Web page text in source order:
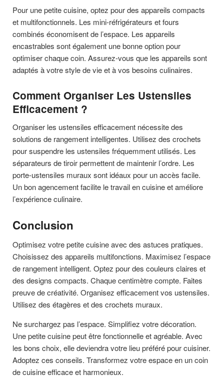
Pour une petite cuisine, optez pour des appareils compacts
et multifonctionnels. Les mini-réfrigérateurs et fours
combinés économisent de l’espace. Les appareils
encastrables sont également une bonne option pour
optimiser chaque coin. Assurez-vous que les appareils sont
adaptés à votre style de vie et à vos besoins culinaires.
Comment Organiser Les Ustensiles
Efficacement ?
Organiser les ustensiles efficacement nécessite des
solutions de rangement intelligentes. Utilisez des crochets
pour suspendre les ustensiles fréquemment utilisés. Les
séparateurs de tiroir permettent de maintenir l’ordre. Les
porte-ustensiles muraux sont idéaux pour un accès facile.
Un bon agencement facilite le travail en cuisine et améliore
l’expérience culinaire.
Conclusion
Optimisez votre petite cuisine avec des astuces pratiques.
Choisissez des appareils multifonctions. Maximisez l’espace
de rangement intelligent. Optez pour des couleurs claires et
des designs compacts. Chaque centimètre compte. Faites
preuve de créativité. Organisez efficacement vos ustensiles.
Utilisez des étagères et des crochets muraux.
Ne surchargez pas l’espace. Simplifiez votre décoration.
Une petite cuisine peut être fonctionnelle et agréable. Avec
les bons choix, elle deviendra votre lieu préféré pour cuisiner.
Adoptez ces conseils. Transformez votre espace en un coin
de cuisine efficace et harmonieux.